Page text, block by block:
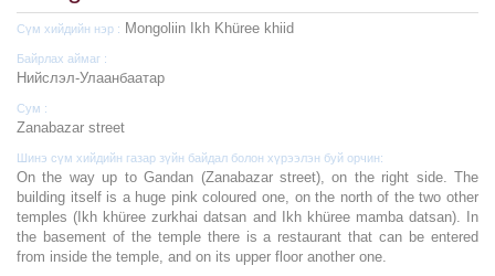
Сүм хийдийн нэр : Mongoliin Ikh Khüree khiid
Байрлах аймаг :
Нийслэл-Улаанбаатар
Сум :
Zanabazar street
Шинэ сүм хийдийн газар зүйн байдал болон хүрээлэн буй орчин:
On the way up to Gandan (Zanabazar street), on the right side. The
building itself is a huge pink coloured one, on the north of the two other
temples (Ikh khüree zurkhai datsan and Ikh khüree mamba datsan). In
the basement of the temple there is a restaurant that can be entered
from inside the temple, and on its upper floor another one.